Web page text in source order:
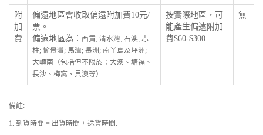
附
加
費
偏遠地區會收取偏遠附加費10元/
票。
偏遠地區為： 西貢; 清水灣; 石澳; 赤
柱; 愉景灣; 馬灣; 長洲; 南丫島及坪洲;
大嶼南（包括但不限於：大澳、塘福、
長沙、梅窩、貝澳等）
按實際地區，可
能產生偏遠附加
費$60-$300.
無
備註:
1. 到貨時間 = 出貨時間 + 送貨時間.